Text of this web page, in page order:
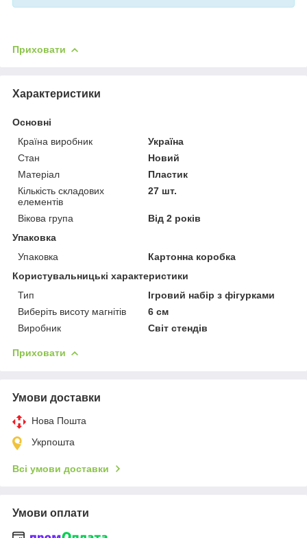
Приховати
Характеристики
Основні
Країна виробник
Україна
Стан
Новий
Матеріал
Пластик
Кількість складових
елементів
27 шт.
Вікова група
Від 2 років
Упаковка
Упаковка
Картонна коробка
Користувальницькі характеристики
Тип
Ігровий набір з фігурками
Виберіть висоту магнітів
6 см
Виробник
Світ стендів
Приховати
Умови доставки
Нова Пошта
Укрпошта
Всі умови доставки
Умови оплати